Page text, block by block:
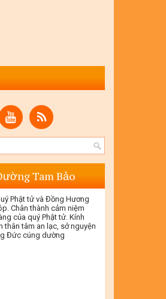
Tam Bảo
Phật tử và Đồng Hương
Chân thành cảm niệm
của quý Phật tử. Kính
thân tâm an lạc, sở nguyện
Đức cúng dường